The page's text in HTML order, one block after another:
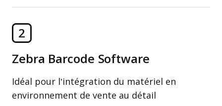
2
Zebra Barcode Software
Idéal pour l’intégration du matériel en
environnement de vente au détail